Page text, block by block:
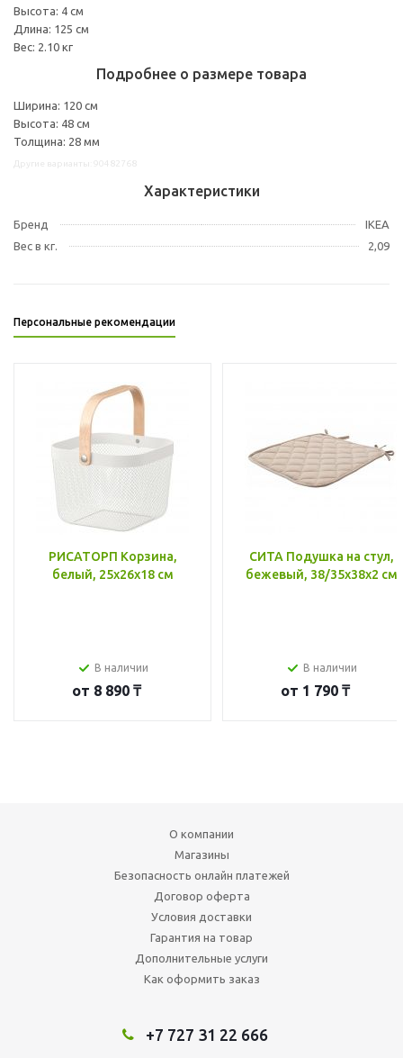
Высота: 4 см
Длина: 125 см
Вес: 2.10 кг
Подробнее о размере товара
Ширина: 120 см
Высота: 48 см
Толщина: 28 мм
Характеристики
Бренд
IKEA
Вес в кг.
2,09
Персональные рекомендации
РИСАТОРП Корзина,
белый, 25x26x18 см
В наличии
от 8 890 ₸
СИТА Подушка на стул,
бежевый, 38/35x38x2 см
В наличии
от 1 790 ₸
О компании
Магазины
Безопасность онлайн платежей
Договор оферта
Условия доставки
Гарантия на товар
Дополнительные услуги
Как оформить заказ
+7 727 31 22 666